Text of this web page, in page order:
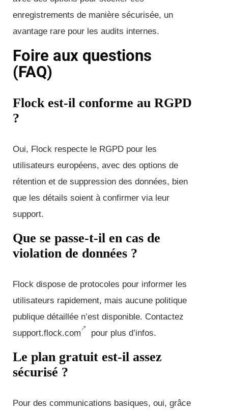
enregistrements de manière sécurisée, un
avantage rare pour les audits internes.
Foire aux questions
(FAQ)
Flock est-il conforme au RGPD
?
Oui, Flock respecte le RGPD pour les
utilisateurs européens, avec des options de
rétention et de suppression des données, bien
que les détails soient à confirmer via leur
support.
Que se passe-t-il en cas de
violation de données ?
Flock dispose de protocoles pour informer les
utilisateurs rapidement, mais aucune politique
publique détaillée n’est disponible. Contactez
support.flock.com
pour plus d’infos.
Le plan gratuit est-il assez
sécurisé ?
Pour des communications basiques, oui, grâce